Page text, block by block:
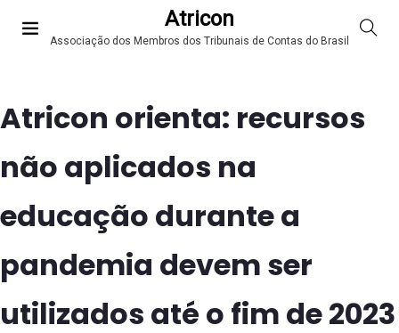
Atricon
Associação dos Membros dos Tribunais de Contas do Brasil
Atricon orienta: recursos
não aplicados na
educação durante a
pandemia devem ser
utilizados até o fim de 2023